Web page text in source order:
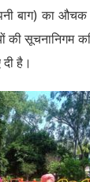
बाग) का औचक
की सूचनानिगम
है।